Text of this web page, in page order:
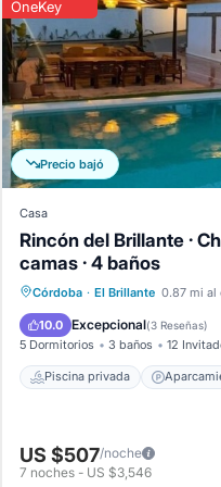
los
Precio bajó
OneKey
Casa
Rincón del Brillante ·
camas · 4 baños
Córdoba · El Brillante 0.87 mi al
10.0 Excepcional(3 Reseñas)
5 Dormitorios 3 baños 12
Piscina privada
Piscina privada
Piscina
US $507/noche
7 noches - US $3,546